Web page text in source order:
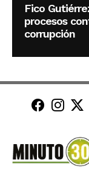
Fico
procesos
corrupción